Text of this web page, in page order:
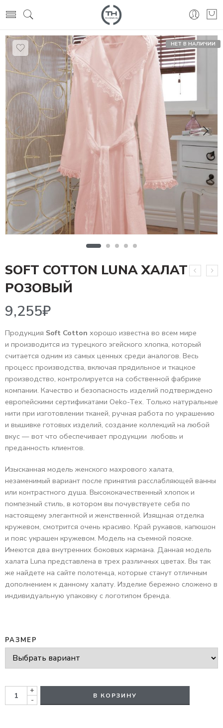
НЕТ В НАЛИЧИИ
SOFT COTTON LUNA ХАЛАТ
РОЗОВЫЙ
9,255₽
Продукция Soft Cotton хорошо известна во всем мире
и производится из турецкого эгейского хлопка, который
считается одним из самых ценных среди аналогов. Весь
процесс производства, включая прядильное и ткацкое
производство, контролируется на собственной фабрике
компании. Качество и безопасность изделий подтверждено
европейскими сертификатами Oeko-Tex. Только натуральные
нити при изготовлении тканей, ручная работа по украшению
и вышивке готовых изделий, создание коллекций на любой
вкус — вот что обеспечивает продукции любовь и
преданность клиентов.
Изысканная модель женского махрового халата,
незаменимый вариант после принятия расслабляющей ванны
или контрастного душа. Высококачественный хлопок и
помпезный стиль, в котором вы почувствуете себя по
настоящему элегантной и женственной. Изящная отделка
кружевом, смотрится очень красиво. Край рукавов, капюшон
и пояс украшен кружевом. Модель на съемной пояске.
Имеются два внутренних боковых кармана. Данная модель
халата Luna представлена в трех различных цветах. Вы так
же найдете на сайте полотенца, которые станут отличным
дополнением к данному халату. Изделие бережно сложено в
индивидуальную упаковку с логотипом бренда.
РАЗМЕР
+
-
В КОРЗИНУ